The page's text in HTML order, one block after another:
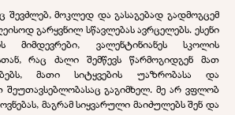
შევძლებ, მოკლედ და გასაგებად გადმოგცემ
გარყვნილ სწავლებას ავრცელებს. ესენი
მიმდევრები, ვალენტინიანეს სკოლის
რაც ძალი შემწევს წარმოგიდგენ მათ
მათი სიტყვების უაზრობასა და
შეუთავსებლობასაც გაგიმხელ. მე არ ვფლობ
მაგრამ სიყვარული მაიძულებს შენ და